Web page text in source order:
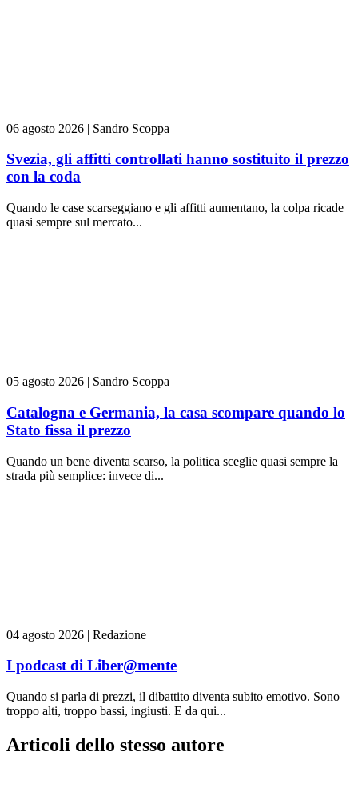
06 agosto 2026 | Sandro Scoppa
Svezia, gli affitti controllati hanno sostituito il prezzo
con la coda
Quando le case scarseggiano e gli affitti aumentano, la colpa ricade
quasi sempre sul mercato...
05 agosto 2026 | Sandro Scoppa
Catalogna e Germania, la casa scompare quando lo
Stato fissa il prezzo
Quando un bene diventa scarso, la politica sceglie quasi sempre la
strada più semplice: invece di...
04 agosto 2026 | Redazione
I podcast di Liber@mente
Quando si parla di prezzi, il dibattito diventa subito emotivo. Sono
troppo alti, troppo bassi, ingiusti. E da qui...
Articoli dello stesso autore